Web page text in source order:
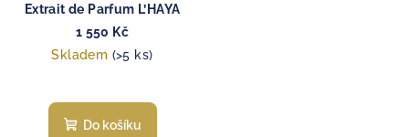
Extrait de Parfum L’HAYA
1 550 Kč
Skladem (>5 ks)
Do košíku